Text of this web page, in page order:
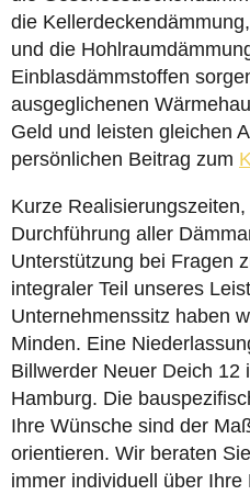
die
und die
Einblasdämmstoffen
ausgeglichenen
Geld und leisten gleichen
persönlichen Beitrag zum
Kurze
Durchführung aller
Unterstützung bei Fragen
integraler Teil unseres
Unternehmenssitz haben
Minden. Eine
Billwerder Neuer Deich 12
Hamburg. Die
Ihre Wünsche sind der
orientieren. Wir beraten
immer individuell über